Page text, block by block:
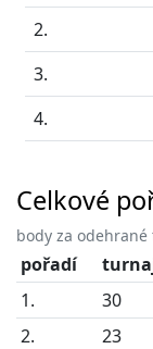
2.
3.
4.
Celkové
body za
pořadí
1.
30
2.
23